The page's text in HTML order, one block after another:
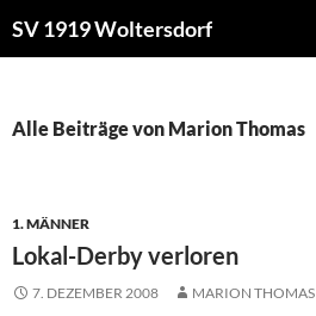
Inhalt
SV 1919 Woltersdorf
Alle Beiträge von Marion Thomas
1. MÄNNER
Lokal-Derby verloren
7. DEZEMBER 2008 MARION THOMAS